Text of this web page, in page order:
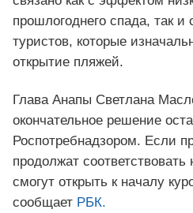
прошлогоднего спада, так
туристов, которые
открытие пляжей.
Глава Анапы Светлана
окончательное решение
Роспотребнадзором. Если
продолжат
смогут открыть к началу
сообщает РБК.